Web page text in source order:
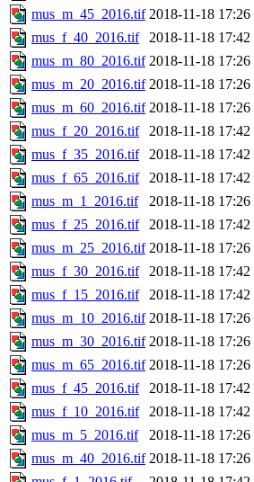
mus_m_45_2016.tif 2018-11-18 17:26
mus_f_40_2016.tif
2018-11-18 17:42
mus_m_80_2016.tif 2018-11-18 17:26
mus_m_20_2016.tif 2018-11-18 17:26
mus_m_60_2016.tif 2018-11-18 17:26
mus_f_20_2016.tif
2018-11-18 17:42
mus_f_35_2016.tif
2018-11-18 17:42
mus_f_65_2016.tif
2018-11-18 17:42
mus_m_1_2016.tif
2018-11-18 17:26
mus_f_25_2016.tif
2018-11-18 17:42
mus_m_25_2016.tif 2018-11-18 17:26
mus_f_30_2016.tif
2018-11-18 17:42
mus_f_15_2016.tif
2018-11-18 17:42
mus_m_10_2016.tif 2018-11-18 17:26
mus_m_30_2016.tif 2018-11-18 17:26
mus_m_65_2016.tif 2018-11-18 17:26
mus_f_45_2016.tif
2018-11-18 17:42
mus_f_10_2016.tif
2018-11-18 17:42
mus_m_5_2016.tif
2018-11-18 17:26
mus_m_40_2016.tif 2018-11-18 17:26